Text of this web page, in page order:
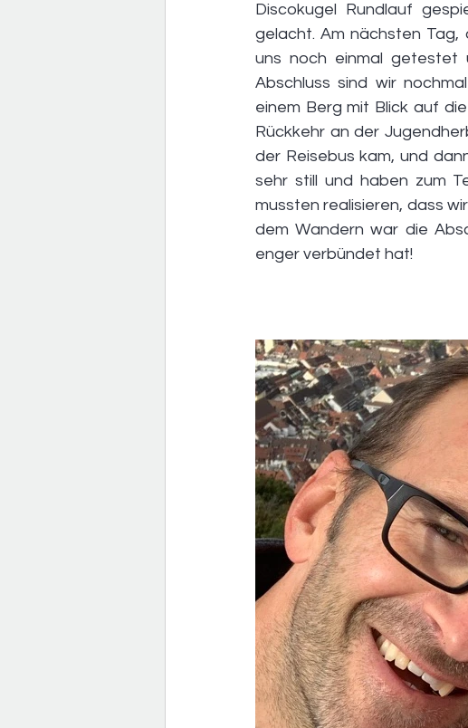
Discokugel Rundlauf
gelacht. Am nächsten Tag,
uns noch einmal getestet
Abschluss sind wir
einem Berg mit Blick auf
Rückkehr an der
der Reisebus kam, und
sehr still und haben zum
mussten realisieren, dass
dem Wandern war die
enger verbündet hat!